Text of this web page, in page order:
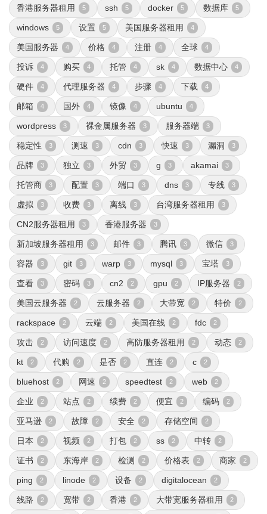
香港服务器租用 5 ssh 5 docker 5 数据库 5
windows 5 设置 5 美国服务器租用 4
美国服务器 4 价格 4 注册 4 全球 4
投诉 4 购买 4 托管 4 sk 4 数据中心 4
硬件 4 代理服务器 4 步骤 4 下载 4
邮箱 4 国外 4 镜像 4 ubuntu 4
wordpress 3 裸金属服务器 3 服务器端 3
稳定性 3 测速 3 cdn 3 快速 3 漏洞 3
品牌 3 独立 3 外贸 3 g 3 akamai 3
托管商 3 配置 3 端口 3 dns 3 专线 3
虚拟 3 收费 3 离线 3 台湾服务器租用 3
CN2服务器租用 3 香港服务器 3
新加坡服务器租用 3 邮件 3 腾讯 3 微信 3
容器 3 git 3 warp 3 mysql 3 宝塔 3
查看 3 密码 3 cn2 2 gpu 2 IP服务器 2
美国云服务器 2 云服务器 2 大带宽 2 特价 2
rackspace 2 云端 2 美国在线 2 fdc 2
攻击 2 访问速度 2 高防服务器租用 2 动态 2
kt 2 代购 2 是否 2 直连 2 c 2
bluehost 2 网速 2 speedtest 2 web 2
企业 2 站点 2 续费 2 便宜 2 编码 2
亚马逊 2 故障 2 安全 2 存储空间 2
日本 2 视频 2 打包 2 ss 2 中转 2
证书 2 东海岸 2 检测 2 价格表 2 商家 2
ping 2 linode 2 设备 2 digitalocean 2
线路 2 宽带 2 香港 2 大带宽服务器租用 2